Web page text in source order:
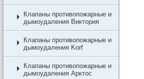
Клапаны противопожарные и
дымоудаления Виктория
Клапаны противопожарные и
дымоудаления Korf
Клапаны противопожарные и
дымоудаления Арктос